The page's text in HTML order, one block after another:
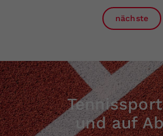
nächste
und auf